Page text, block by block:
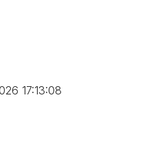
17:13:08